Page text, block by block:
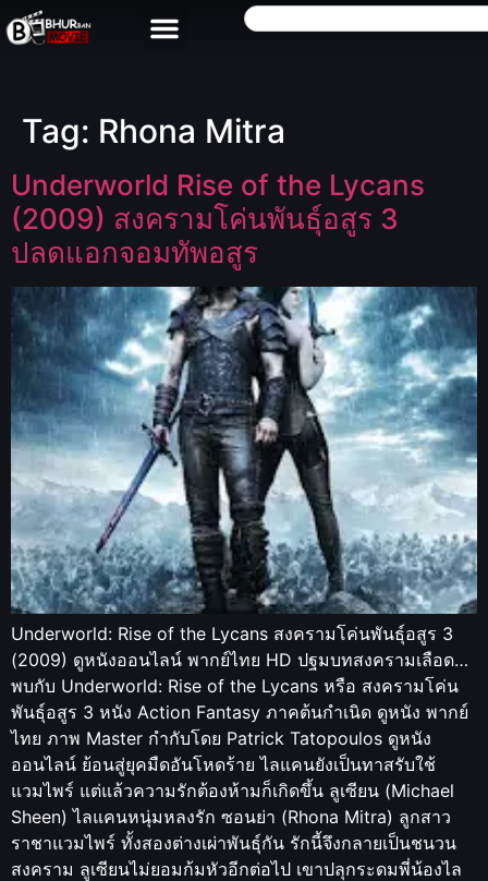
Tag: Rhona Mitra
Underworld Rise of the Lycans
(2009) สงครามโค่นพันธุ์อสูร 3
ปลดแอกจอมทัพอสูร
Underworld: Rise of the Lycans สงครามโค่นพันธุ์อสูร 3
(2009) ดูหนังออนไลน์ พากย์ไทย HD ปฐมบทสงครามเลือด…
พบกับ Underworld: Rise of the Lycans หรือ สงครามโค่น
พันธุ์อสูร 3 หนัง Action Fantasy ภาคต้นกำเนิด ดูหนัง พากย์
ไทย ภาพ Master กำกับโดย Patrick Tatopoulos ดูหนัง
ออนไลน์ ย้อนสู่ยุคมืดอันโหดร้าย ไลแคนยังเป็นทาสรับใช้
แวมไพร์ แต่แล้วความรักต้องห้ามก็เกิดขึ้น ลูเซียน (Michael
Sheen) ไลแคนหนุ่มหลงรัก ซอนย่า (Rhona Mitra) ลูกสาว
ราชาแวมไพร์ ทั้งสองต่างเผ่าพันธุ์กัน รักนี้จึงกลายเป็นชนวน
สงคราม ลูเซียนไม่ยอมก้มหัวอีกต่อไป เขาปลุกระดมพี่น้องไล